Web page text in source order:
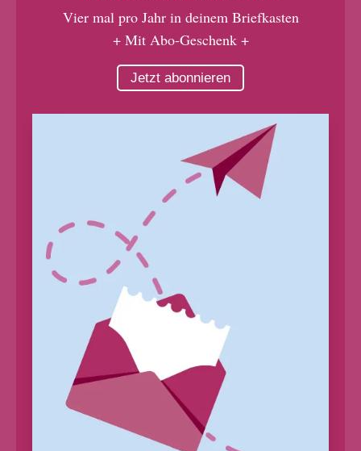
Vier mal pro Jahr in deinem Briefkasten
+ Mit Abo-Geschenk +
Jetzt abonnieren